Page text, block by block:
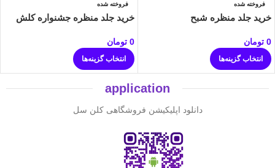
فروخته شده
خرید جلد منظره شبح
0 تومان
انتخاب گزینه‌ها
فروخته شده
خرید جلد منظره جشنواره کلش
0 تومان
انتخاب گزینه‌ها
application
دانلود اپلیکیشن فروشگاهی کلن سل